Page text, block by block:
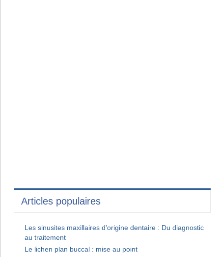
Articles populaires
Les sinusites maxillaires d'origine dentaire : Du diagnostic
au traitement
Le lichen plan buccal : mise au point